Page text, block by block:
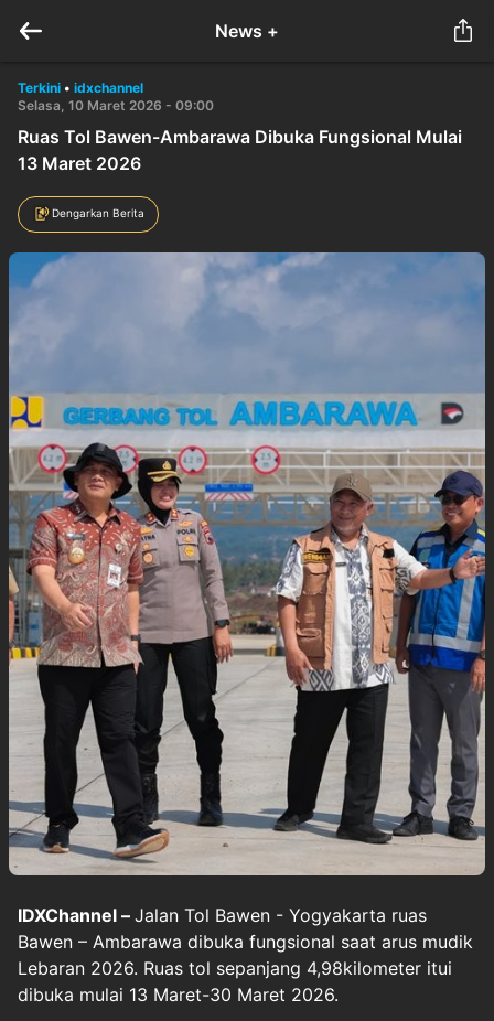
News +
Terkini • idxchannel
Selasa, 10 Maret 2026 - 09:00
Ruas Tol Bawen-Ambarawa Dibuka Fungsional Mulai
13 Maret 2026
Dengarkan Berita
IDXChannel – Jalan Tol Bawen - Yogyakarta ruas
Bawen – Ambarawa dibuka fungsional saat arus mudik
Lebaran 2026. Ruas tol sepanjang 4,98kilometer itui
dibuka mulai 13 Maret-30 Maret 2026.